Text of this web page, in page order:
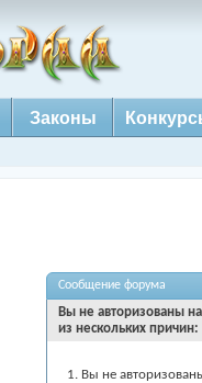
Законы
Сообщение форума
Вы не авторизованы
из нескольких причин:
Вы не